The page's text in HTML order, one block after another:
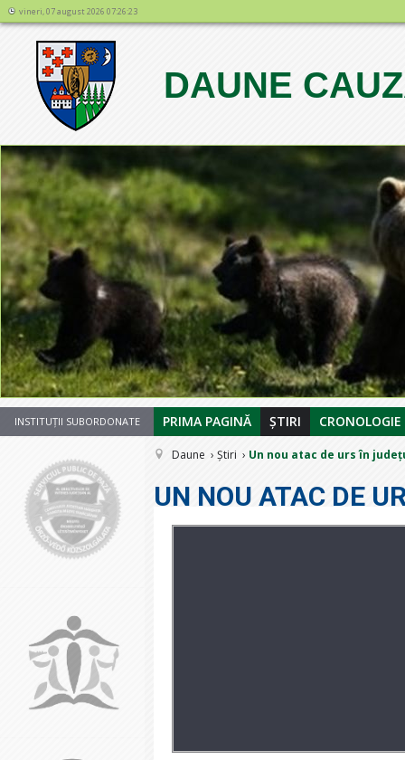
vineri, 07 august 2026 07:26:23
DAUNE
123
INSTITUȚII SUBORDONATE PRIMA PAGINĂ ȘTIRI CRONOLOGIE
Daune Știri Un nou atac de urs în
UN NOU ATAC DE